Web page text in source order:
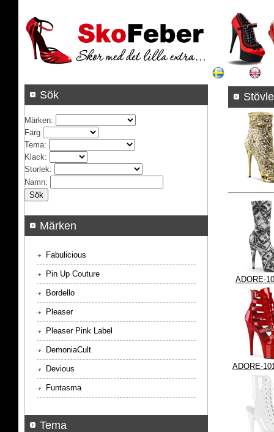
ADORE-
ADORE-
Sök
Märken:
Färg
Tema:
Klack:
Storlek:
Namn:
Märken
Fabulicious
Pin Up Couture
Bordello
Pleaser
Pleaser Pink Label
DemoniaCult
Devious
Funtasma
Tema